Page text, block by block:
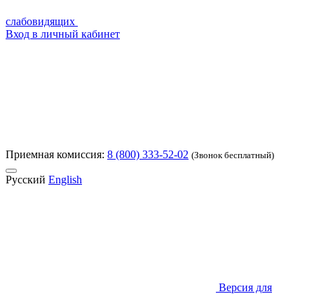
слабовидящих
Вход в личный кабинет
Приемная комиссия: 8 (800) 333-52-02 (Звонок бесплатный)
Русский English
Версия для